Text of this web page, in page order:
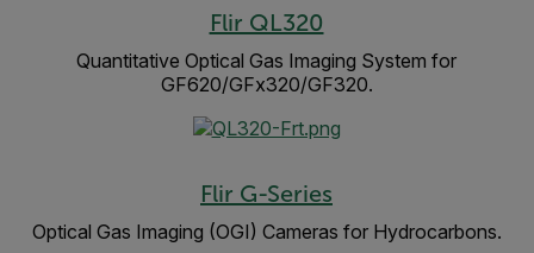
Flir QL320
Quantitative Optical Gas Imaging System for
GF620/GFx320/GF320.
Flir G-Series
Optical Gas Imaging (OGI) Cameras for Hydrocarbons.